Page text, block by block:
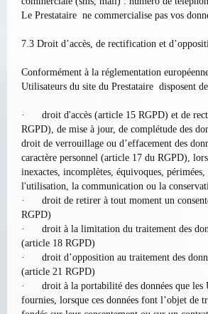
Le Prestataire ne commercialise pas vos
7.3 Droit d’accès, de rectification et
Conformément à la réglementation
Utilisateurs du site du Prestataire disposent
· droit d'accès (article 15 RGPD) et de
RGPD), de mise à jour, de complétude des
droit de verrouillage ou d’effacement des
caractère personnel (article 17 du RGPD),
inexactes, incomplètes, équivoques,
l'utilisation, la communication ou la
· droit de retirer à tout moment un
RGPD)
· droit à la limitation du traitement des
(article 18 RGPD)
· droit d’opposition au traitement des
(article 21 RGPD)
· droit à la portabilité des données que les
fournies, lorsque ces données font l’objet de